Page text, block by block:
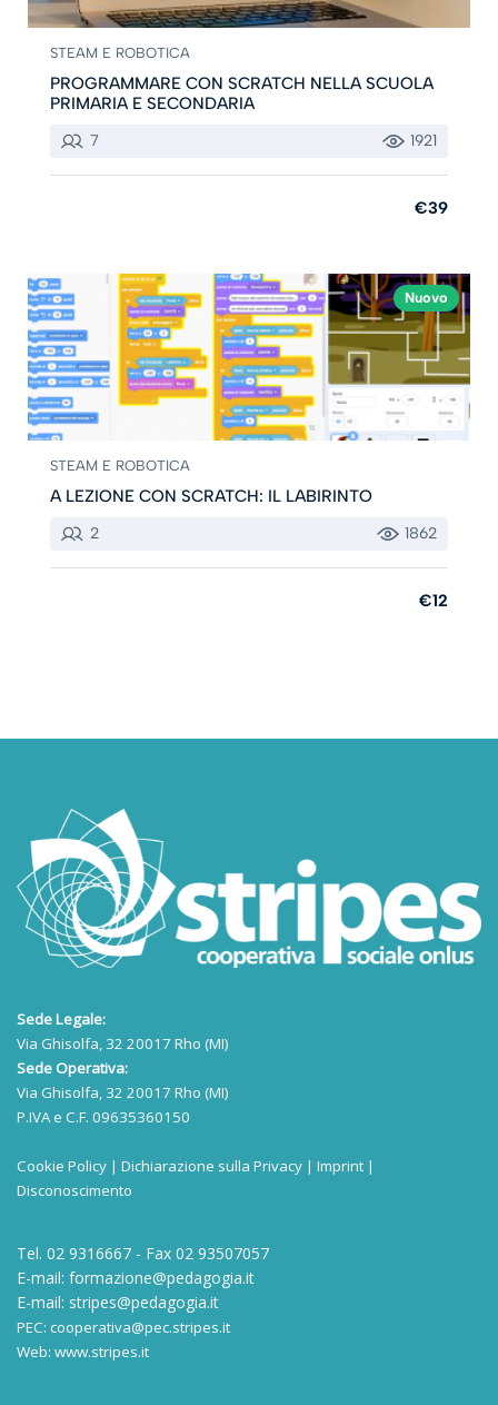
STEAM E ROBOTICA
PROGRAMMARE CON SCRATCH NELLA SCUOLA
PRIMARIA E SECONDARIA
7 1921
€39
Nuovo
STEAM E ROBOTICA
A LEZIONE CON SCRATCH: IL LABIRINTO
2 1862
€12
Sede Legale:
Via Ghisolfa, 32 20017 Rho (MI)
Sede Operativa:
Via Ghisolfa, 32 20017 Rho (MI)
P.IVA e C.F. 09635360150
Cookie Policy | Dichiarazione sulla Privacy | Imprint |
Disconoscimento
Tel. 02 9316667 - Fax 02 93507057
E-mail: formazione@pedagogia.it
E-mail: stripes@pedagogia.it
PEC: cooperativa@pec.stripes.it
Web: www.stripes.it